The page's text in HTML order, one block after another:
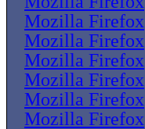
Mozilla Firefox
Mozilla Firefox
Mozilla Firefox
Mozilla Firefox
Mozilla Firefox
Mozilla Firefox